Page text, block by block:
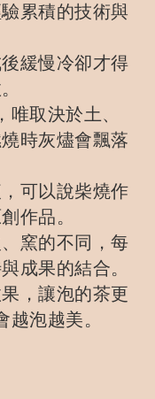
累積的技術與
緩慢冷卻才得
取決於土、
時灰燼會飄落
可以說柴燒作
作品。
窯的不同，每
成果的結合。
，讓泡的茶更
泡越美。